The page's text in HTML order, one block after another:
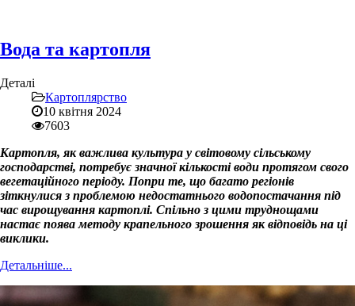
Вода та картопля
Деталі
Картоплярство
10 квітня 2024
7603
Картопля, як важлива культура у світовому сільському
господарстві, потребує значної кількості води протягом свого
вегетаційного періоду. Попри те, що багато регіонів
зіткнулися з проблемою недостатнього водопостачання під
час вирощування картоплі. Спільно з цими труднощами
настає поява методу крапельного зрошення як відповідь на ці
виклики.
Детальніше...